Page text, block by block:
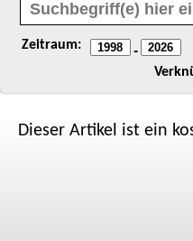
Zeitraum: -
Dieser Artikel ist ein